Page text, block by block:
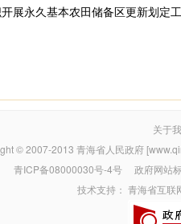
展永久基本农田储备区更新划
关于
© 2007-2013 青海省人民政府
青ICP备08000030号-4号政府网站标
技术支持： 青海省互联